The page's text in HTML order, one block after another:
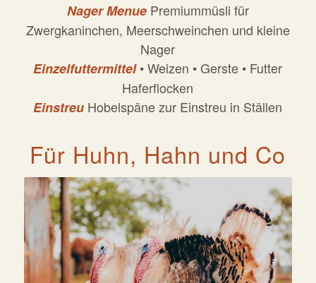
Nager Menue Premiummüsli für
Zwergkaninchen, Meerschweinchen und kleine
Nager
Einzelfuttermittel• Weizen • Gerste • Futter
Haferflocken
Einstreu Hobelspäne zur Einstreu in Ställen
Für Huhn, Hahn und Co